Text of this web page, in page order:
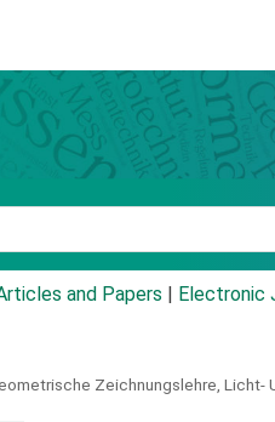
and Papers Electronic
Zeichnungslehre, Licht-